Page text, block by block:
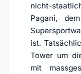
nicht-
Pagani,
ist.
Tower um
mit